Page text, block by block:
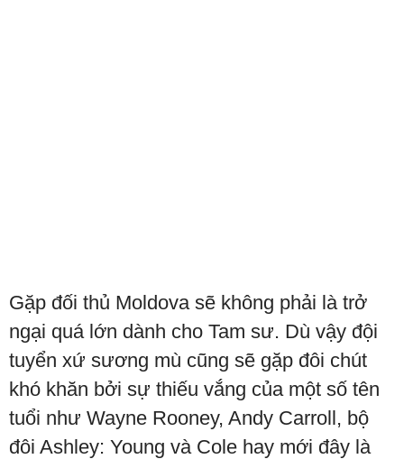
Gặp đối thủ Moldova sẽ không phải là trở
ngại quá lớn dành cho Tam sư. Dù vậy đội
tuyển xứ sương mù cũng sẽ gặp đôi chút
khó khăn bởi sự thiếu vắng của một số tên
tuổi như Wayne Rooney, Andy Carroll, bộ
đôi Ashley: Young và Cole hay mới đây là